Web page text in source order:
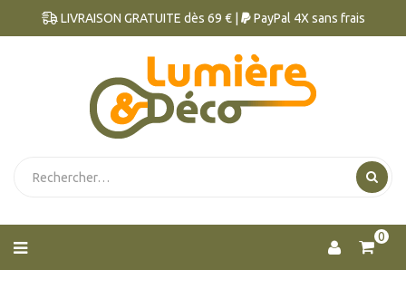
LIVRAISON GRATUITE dès 69 € | PayPal 4X sans frais
0